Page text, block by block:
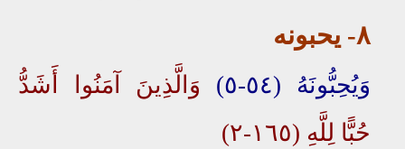
٨- يحبونه
وَيُحِبُّونَهُ (٥٤-٥)
وَالَّذِينَ آمَنُوا أَشَدُّ
حُبًّا لِلَّهِ (١٦٥-٢)